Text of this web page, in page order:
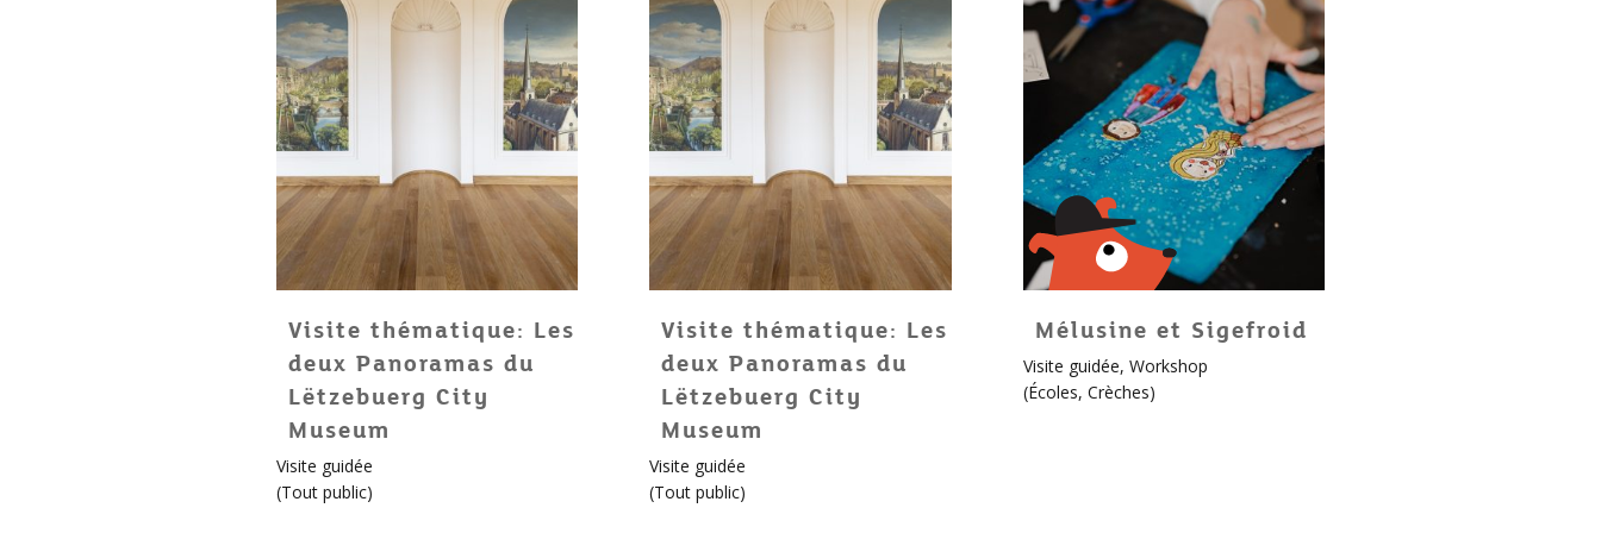
Visite thématique: Les
deux Panoramas du
Lëtzebuerg City
Museum
Visite guidée
(Tout public)
Visite thématique: Les
deux Panoramas du
Lëtzebuerg City
Museum
Visite guidée
(Tout public)
Mélusine et Sigefroid
Pour
enfants
Visite guidée, Workshop
(Écoles, Crèches)